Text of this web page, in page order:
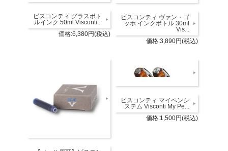
ビスコンティ グラスボト
ルインク 50ml Visconti...
価格:6,380円(税込)
ビスコンティ ヴァン・ゴ
ッホ インクボトル 30ml
Vis...
価格:3,890円(税込)
ビスコンティ マイペンシ
ステム Visconti My Pe...
価格:1,500円(税込)